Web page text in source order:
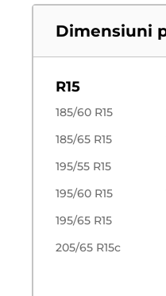
Dimensiuni
R15
185/60 R15
185/65 R15
195/55 R15
195/60 R15
195/65 R15
205/65 R15c